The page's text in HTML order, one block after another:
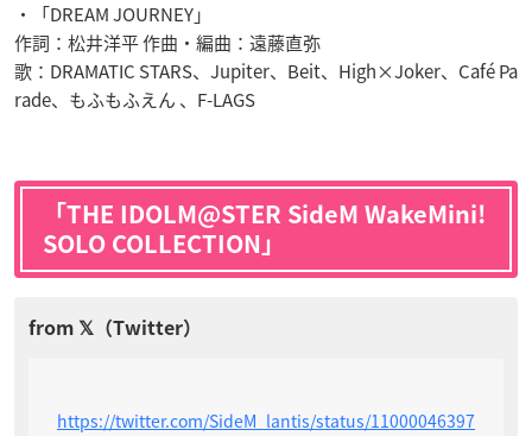
・「DREAM JOURNEY」
作詞：松井洋平 作曲・編曲：遠藤直弥
歌：DRAMATIC STARS、Jupiter、Beit、High×Joker、Café Pa
rade、もふもふえん 、F-LAGS
「THE IDOLM@STER SideM WakeMini!
SOLO COLLECTION」
https://twitter.com/SideM_lantis/status/11000046397